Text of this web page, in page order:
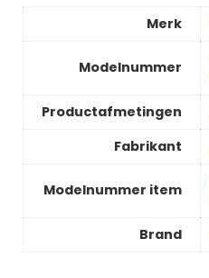
Merk
Modelnummer
Productafmetingen
Fabrikant
Modelnummer item
Brand